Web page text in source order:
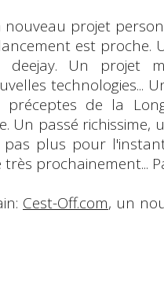
nouveau projet
est proche.
deejay. Un projet
technologies...
préceptes de la
Un passé
pas plus pour
très prochainement...
Cest-Off.com, un